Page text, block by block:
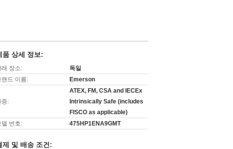
품 상세 정보:
래 장소:
독일
랜드 이름:
Emerson
증:
ATEX, FM, CSA and IECEx
Intrinsically Safe (includes
FISCO as applicable)
델 번호:
475HP1ENA9GMT
제 및 배송 조건: